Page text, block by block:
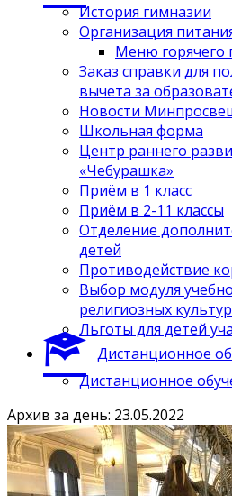
История гимназии
Организация
Меню горячего
Заказ справки для
вычета за
Новости
Школьная форма
Центр раннего
«Чебурашка»
Приём в 1 класс
Приём в 2-11 классы
Отделение
детей
Противодействие
Выбор модуля
религиозных
Льготы для детей
Дистанционное
Дистанционное
Архив за день: 23.05.2022